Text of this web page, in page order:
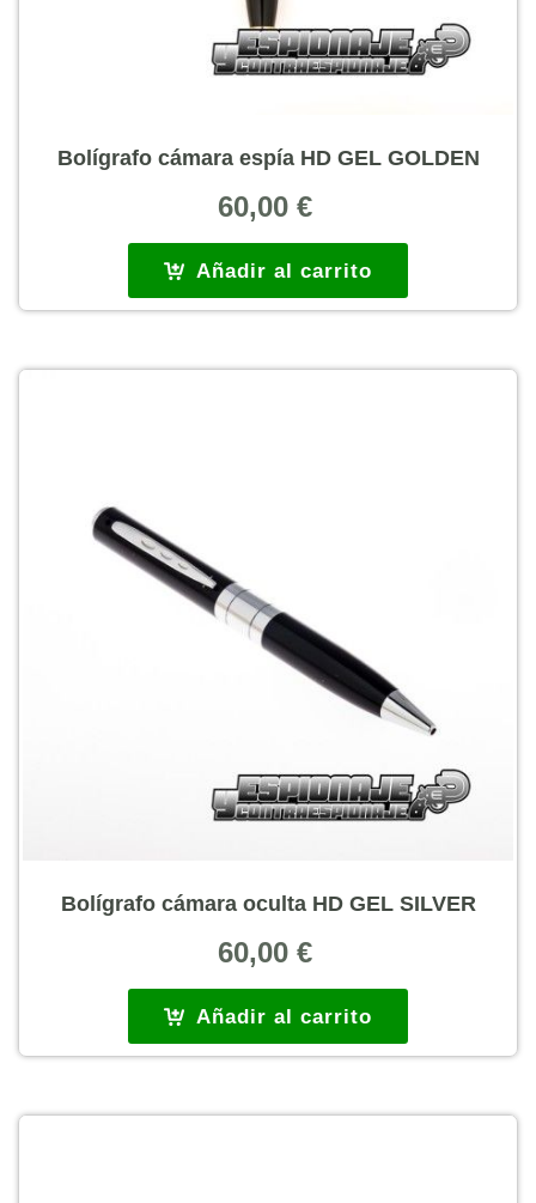
Bolígrafo cámara espía HD GEL GOLDEN
60,00 €
Añadir al carrito
Bolígrafo cámara oculta HD GEL SILVER
60,00 €
Añadir al carrito